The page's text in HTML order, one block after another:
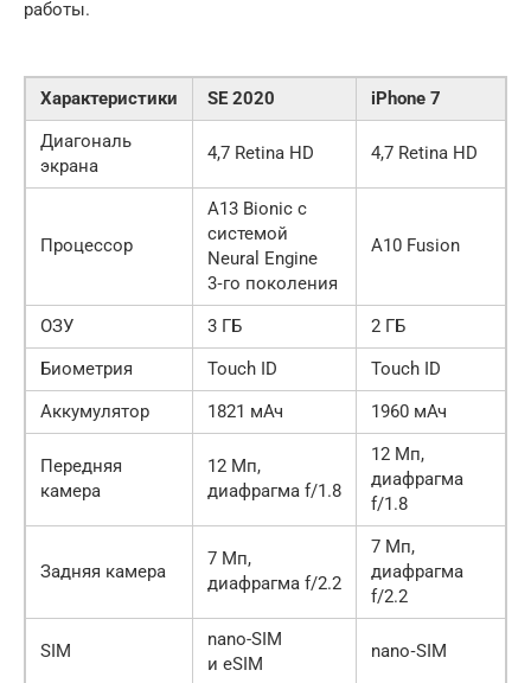
работы.
Характеристики SE 2020
iPhone 7
Диагональ
экрана
4,7 Retina HD 4,7 Retina HD
Процессор
A13 Bionic с
системой
Neural Engine
3‑го поколения
A10 Fusion
ОЗУ 3 ГБ
2 ГБ
Биометрия
Touch ID
Touch ID
Аккумулятор
1821 мАч 1960 мАч
Передняя
камера
12 Мп,
диафрагма f/1.8
12 Мп,
диафрагма
f/1.8
Задняя камера
7 Мп,
диафрагма f/2.2
7 Мп,
диафрагма
f/2.2
SIM
nano-SIM
и eSIM
nano‑SIM